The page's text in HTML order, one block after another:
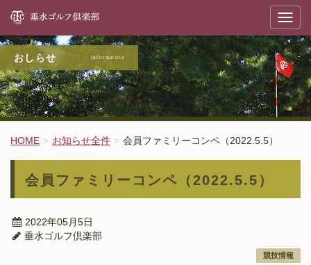
T
g
g
l
e
n
a
v
i
a
n
垂
お知らせ全件
HOME お知らせ全件 会員ファミリーコンペ（2022.5.5）
会員ファミリーコンペ（2022.5.5）
2022年05月5日
垂水ゴルフ倶楽部
競技情報